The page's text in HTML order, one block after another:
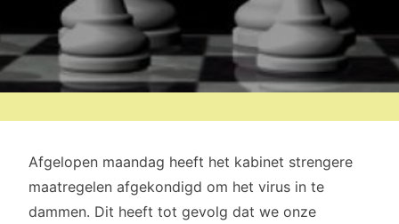
Afgelopen maandag heeft het kabinet strengere
maatregelen afgekondigd om het virus in te
dammen. Dit heeft tot gevolg dat we onze